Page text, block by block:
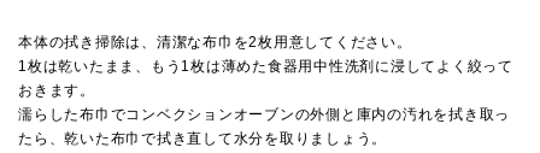
本体の拭き掃除は、清潔な布巾を2枚用意してください。
1枚は乾いたまま、もう1枚は薄めた食器用中性洗剤に浸してよく絞って
おきます。
濡らした布巾でコンベクションオーブンの外側と庫内の汚れを拭き取っ
たら、乾いた布巾で拭き直して水分を取りましょう。